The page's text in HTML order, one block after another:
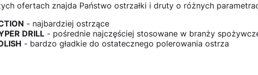
ofertach znajda Państwo ostrzałki i druty o różnych
- najbardziej ostrzące
DRILL- pośrednie najczęściej stosowane w branży
- bardzo gładkie do ostatecznego polerowania ostrza